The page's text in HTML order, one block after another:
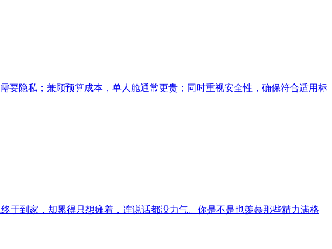
要隐私；兼顾预算成本，单人舱通常更贵；同时重视安全性，确保符合适用标
于到家，却累得只想瘫着，连说话都没力气。你是不是也羡慕那些精力满格